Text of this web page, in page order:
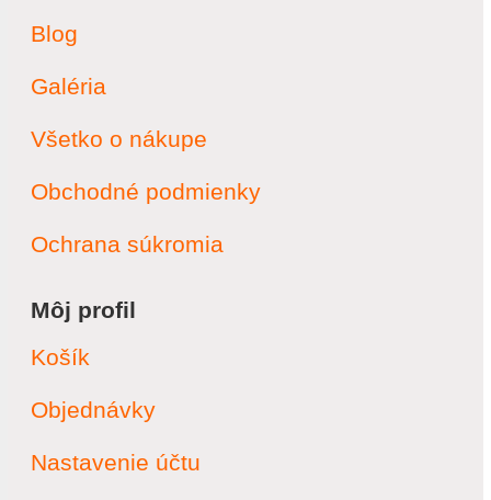
Blog
Galéria
Všetko o nákupe
Obchodné podmienky
Ochrana súkromia
Môj profil
Košík
Objednávky
Nastavenie účtu